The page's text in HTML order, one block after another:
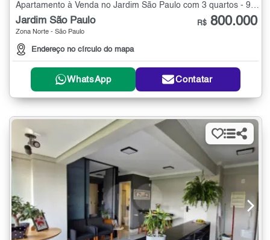
Apartamento à Venda no Jardim São Paulo com 3 quartos - 98 m²
Jardim São Paulo
Zona Norte - São Paulo
Endereço no círculo do mapa
R$ 800.000
WhatsApp Contatar